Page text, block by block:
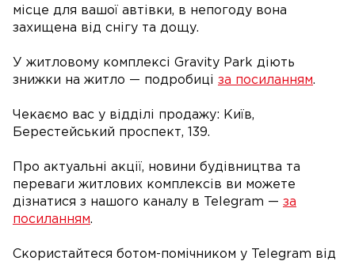
місце для вашої автівки, в непогоду вона
захищена від снігу та дощу.
У житловому комплексі Gravity Park діють
знижки на житло — подробиці за посиланням.
Чекаємо вас у відділі продажу: Київ,
Берестейський проспект, 139.
Про актуальні акції, новини будівництва та
переваги житлових комплексів ви можете
дізнатися з нашого каналу в Telegram — за
посиланням.
Скористайтеся ботом-помічником у Telegram від